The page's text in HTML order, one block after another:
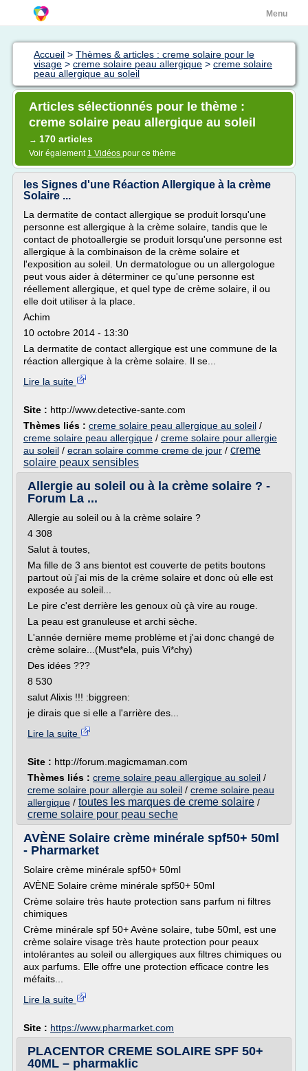
Menu
Accueil > Thèmes & articles : creme solaire pour le
visage > creme solaire peau allergique > creme solaire
peau allergique au soleil
Articles sélectionnés pour le thème :
creme solaire peau allergique au soleil
→ 170 articles
Voir également 1 Vidéos pour ce thème
les Signes d'une Réaction Allergique à la crème
Solaire ...
La dermatite de contact allergique se produit lorsqu'une
personne est allergique à la crème solaire, tandis que le
contact de photoallergie se produit lorsqu'une personne est
allergique à la combinaison de la crème solaire et
l'exposition au soleil. Un dermatologue ou un allergologue
peut vous aider à déterminer ce qu'une personne est
réellement allergique, et quel type de crème solaire, il ou
elle doit utiliser à la place.
Achim
10 octobre 2014 - 13:30
La dermatite de contact allergique est une commune de la
réaction allergique à la crème solaire. Il se...
Lire la suite
Site : http://www.detective-sante.com
Thèmes liés : creme solaire peau allergique au soleil /
creme solaire peau allergique / creme solaire pour allergie
au soleil / ecran solaire comme creme de jour / creme
solaire peaux sensibles
Allergie au soleil ou à la crème solaire ? -
Forum La ...
Allergie au soleil ou à la crème solaire ?
4 308
Salut à toutes,
Ma fille de 3 ans bientot est couverte de petits boutons
partout où j'ai mis de la crème solaire et donc où elle est
exposée au soleil...
Le pire c'est derrière les genoux où çà vire au rouge.
La peau est granuleuse et archi sèche.
L'année dernière meme problème et j'ai donc changé de
crème solaire...(Must*ela, puis Vi*chy)
Des idées ???
8 530
salut Alixis !!! :biggreen:
je dirais que si elle a l'arrière des...
Lire la suite
Site : http://forum.magicmaman.com
Thèmes liés : creme solaire peau allergique au soleil /
creme solaire pour allergie au soleil / creme solaire peau
allergique / toutes les marques de creme solaire /
creme solaire pour peau seche
AVÈNE Solaire crème minérale spf50+ 50ml
- Pharmarket
Solaire crème minérale spf50+ 50ml
AVÈNE Solaire crème minérale spf50+ 50ml
Crème solaire très haute protection sans parfum ni filtres
chimiques
Crème minérale spf 50+ Avène solaire, tube 50ml, est une
crème solaire visage très haute protection pour peaux
intolérantes au soleil ou allergiques aux filtres chimiques ou
aux parfums. Elle offre une protection efficace contre les
méfaits...
Lire la suite
Site : https://www.pharmarket.com
PLACENTOR CREME SOLAIRE SPF 50+
40ML – pharmaklic